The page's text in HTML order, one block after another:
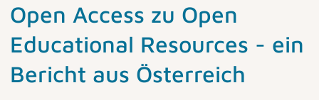
Open Access zu Open
Educational Resources - ein
Bericht aus Österreich